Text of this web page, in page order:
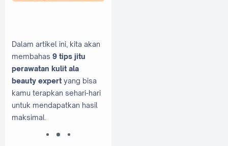
Dalam artikel ini, kita akan
membahas 9 tips jitu
perawatan kulit ala
beauty expert yang bisa
kamu terapkan sehari-hari
untuk mendapatkan hasil
maksimal.